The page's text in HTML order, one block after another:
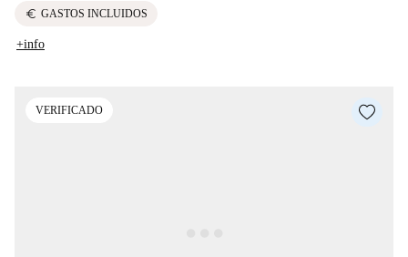
euro GASTOS INCLUIDOS
+info
VERIFICADO